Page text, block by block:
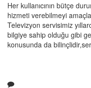
Her kullanıcının bütçe
hizmeti verebilmeyi
Televizyon servisimiz
bilgiye sahip olduğu gibi
konusunda da